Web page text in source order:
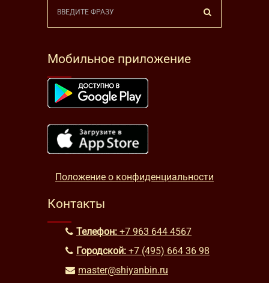
Мобильное приложение
Положение о конфиденциальности
Контакты
Телефон: +7 963 644 4567
Городской: +7 (495) 664 36 98
master@shiyanbin.ru